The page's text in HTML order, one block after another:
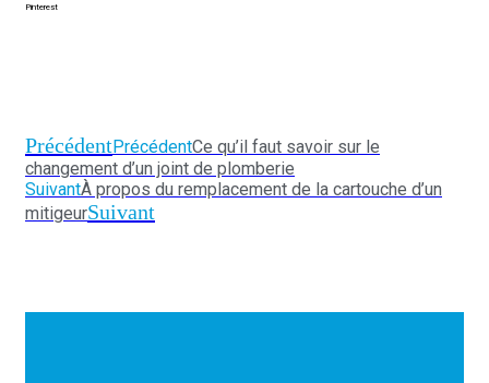
Pinterest
PrécédentPrécédentCe qu’il faut savoir sur le
changement d’un joint de plomberie
SuivantÀ propos du remplacement de la cartouche d’un
mitigeurSuivant